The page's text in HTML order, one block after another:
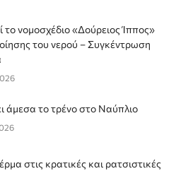
νομοσχέδιο «Δούρειος Ίππος»
του νερού – Συγκέντρωση
άμεσα το τρένο στο Ναύπλιο
στις κρατικές και ρατσιστικές